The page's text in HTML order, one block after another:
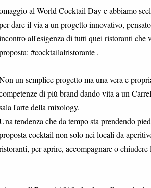
al World Cocktail Day e abbiamo
dare il via a un progetto innovativo,
all'esigenza di tutti quei ristoranti che
#cocktailalristorante .
un semplice progetto ma una vera e
di più brand dando vita a un
l'arte della mixology.
tendenza che da tempo sta prendendo
cocktail non solo nei locali da
per aprire, accompagnare o chiudere